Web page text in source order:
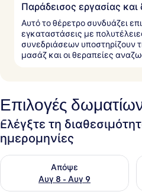
Παράδεισος εργασίας και
Αυτό το θέρετρο συνδυάζει
εγκαταστάσεις με
συνεδριάσεων υποστηρίζουν
μασάζ και οι θεραπείες
Επιλογές
Ελέγξτε τη
ημερομηνίες
Απόψε
Αυγ 8 - Αυγ 9
Έλεγχος διαθεσιμότητας για